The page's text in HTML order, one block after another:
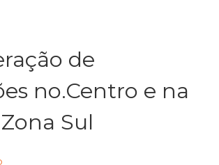
de
no.Centro e na
Sul